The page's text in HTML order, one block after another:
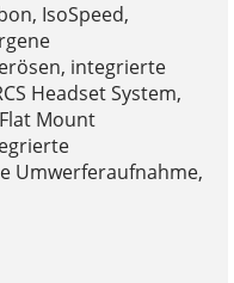
IsoSpeed,
integrierte
Headset System,
Mount
Umwerferaufnahme,